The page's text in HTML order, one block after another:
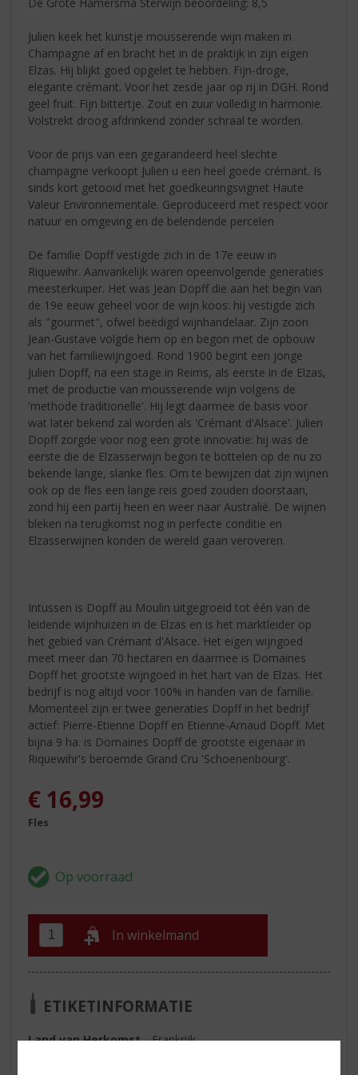
Julien keek het kunstje mousserende wijn maken in
Champagne af en bracht het in de praktijk in zijn eigen
Elzas. Hij blijkt goed opgelet te hebben. Fijn-droge,
elegante crémant. Voor het zesde jaar op rij in DGH. Rond
geel fruit. Fijn bittertje. Zout en zuur volledig in harmonie.
Volstrekt droog afdrinkend zonder schraal te worden.
Voor de prijs van een gegarandeerd heel slechte
champagne verkoopt Julien u een heel goede crémant. Is
sinds kort getooid met het goedkeuringsvignet Haute
Valeur Environnementale. Geproduceerd met respect voor
natuur en omgeving en de belendende percelen
De familie Dopff vestigde zich in de 17e eeuw in
Riquewihr. Aanvankelijk waren opeenvolgende generaties
meesterkuiper. Het was Jean Dopff die aan het begin van
de 19e eeuw geheel voor de wijn koos: hij vestigde zich
als "gourmet", ofwel beëdigd wijnhandelaar. Zijn zoon
Jean-Gustave volgde hem op en begon met de opbouw
van het familiewijngoed. Rond 1900 begint een jonge
Julien Dopff, na een stage in Reims, als eerste in de Elzas,
met de productie van mousserende wijn volgens de
'methode traditionelle'. Hij legt daarmee de basis voor
wat later bekend zal worden als 'Crémant d'Alsace'. Julien
Dopff zorgde voor nog een grote innovatie: hij was de
eerste die de Elzasserwijn begon te bottelen op de nu zo
bekende lange, slanke fles. Om te bewijzen dat zijn wijnen
ook op de fles een lange reis goed zouden doorstaan,
zond hij een partij heen en weer naar Australië. De wijnen
bleken na terugkomst nog in perfecte conditie en
Elzasserwijnen konden de wereld gaan veroveren.
Intussen is Dopff au Moulin uitgegroeid tot één van de
leidende wijnhuizen in de Elzas en is het marktleider op
het gebied van Crémant d'Alsace. Het eigen wijngoed
meet meer dan 70 hectaren en daarmee is Domaines
Dopff het grootste wijngoed in het hart van de Elzas. Het
bedrijf is nog altijd voor 100% in handen van de familie.
Momenteel zijn er twee generaties Dopff in het bedrijf
actief: Pierre-Etienne Dopff en Etienne-Arnaud Dopff. Met
bijna 9 ha. is Domaines Dopff de grootste eigenaar in
Riquewihr's beroemde Grand Cru 'Schoenenbourg'.
€ 16,99
Fles
In winkelmand
ETIKETINFORMATIE
Land van Herkomst
Frankrijk